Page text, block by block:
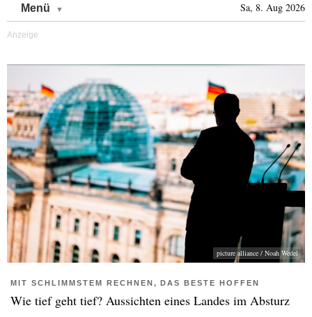
Menü Sa, 8. Aug 2026
picture alliance / Noah Wedel
MIT SCHLIMMSTEM RECHNEN, DAS BESTE HOFFEN
Wie tief geht tief? Aussichten eines Landes im Absturz